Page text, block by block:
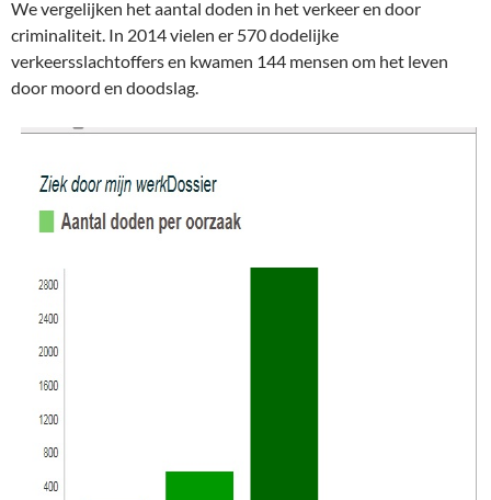
We vergelijken het aantal doden in het verkeer en door
criminaliteit. In 2014 vielen er 570 dodelijke
verkeersslachtoffers en kwamen 144 mensen om het leven
door moord en doodslag.